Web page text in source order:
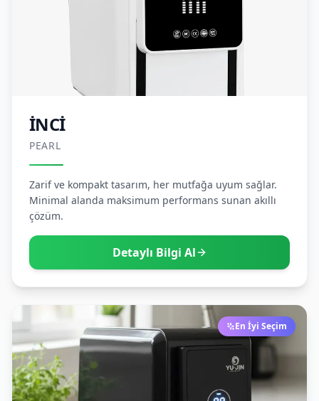
İNCİ
PEARL
Zarif ve kompakt tasarım, her mutfağa uyum sağlar.
Minimal alanda maksimum performans sunan akıllı
çözüm.
Detaylı Bilgi Al
En İyi Seçim